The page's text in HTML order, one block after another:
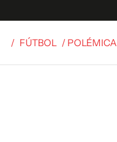
/ FÚTBOL / POLÉMICA